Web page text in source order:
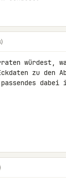
würdest,
zu den